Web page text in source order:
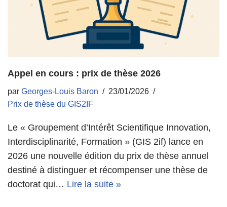
Appel en cours : prix de thèse 2026
par Georges-Louis Baron
23/01/2026
Prix de thèse du GIS2IF
Le « Groupement d’Intérêt Scientifique Innovation,
Interdisciplinarité, Formation » (GIS 2if) lance en
2026 une nouvelle édition du prix de thèse annuel
destiné à distinguer et récompenser une thèse de
doctorat qui… Lire la suite »